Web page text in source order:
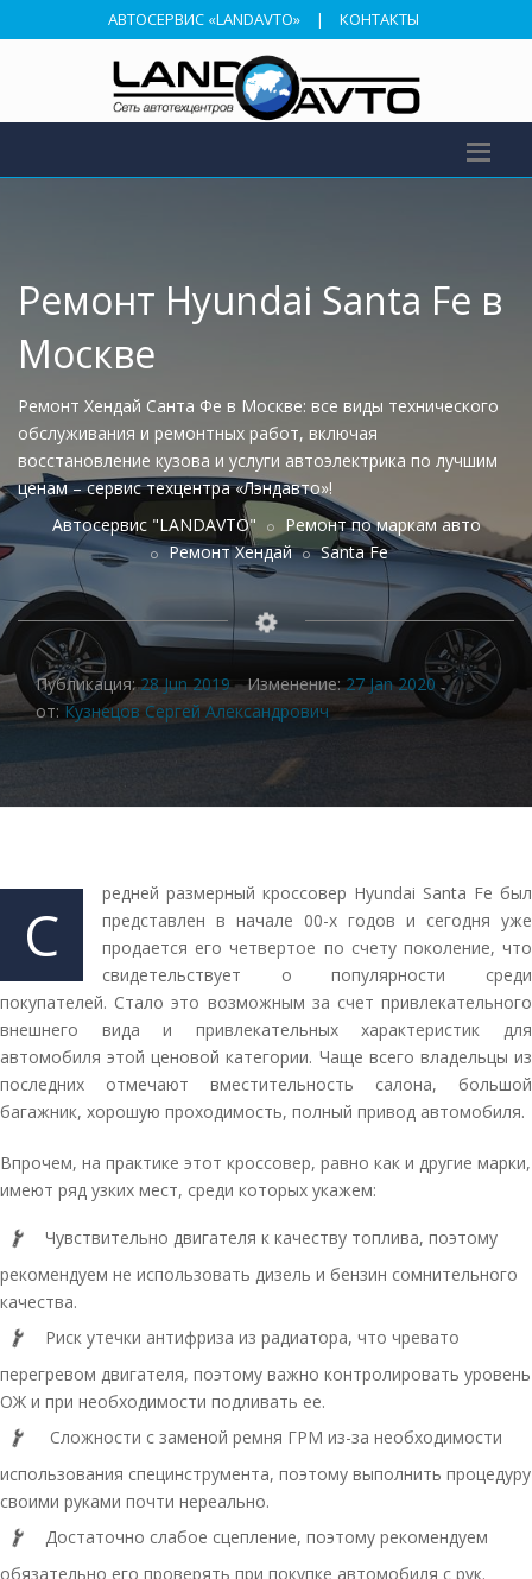
АВТОСЕРВИС «LANDAVTO» | КОНТАКТЫ
Ремонт Hyundai Santa Fe в
Москве
Ремонт Хендай Санта Фе в Москве: все виды технического
обслуживания и ремонтных работ, включая
восстановление кузова и услуги автоэлектрика по лучшим
ценам – сервис техцентра «Лэндавто»!
Автосервис "LANDAVTO"
Ремонт по маркам авто
Ремонт Хендай
Santa Fe
Публикация:28 Jun 2019 Изменение:27 Jan 2020
от:Кузнецов Сергей Александрович
С
редней размерный кроссовер Hyundai Santa Fe был
представлен в начале 00-х годов и сегодня уже
продается его четвертое по счету поколение, что
свидетельствует о популярности среди
покупателей. Стало это возможным за счет привлекательного
внешнего вида и привлекательных характеристик для
автомобиля этой ценовой категории. Чаще всего владельцы из
последних отмечают вместительность салона, большой
багажник, хорошую проходимость, полный привод автомобиля.
Впрочем, на практике этот кроссовер, равно как и другие марки,
имеют ряд узких мест, среди которых укажем:
Чувствительно двигателя к качеству топлива, поэтому
рекомендуем не использовать дизель и бензин сомнительного
качества.
Риск утечки антифриза из радиатора, что чревато
перегревом двигателя, поэтому важно контролировать уровень
ОЖ и при необходимости подливать ее.
Сложности с заменой ремня ГРМ из-за необходимости
использования специнструмента, поэтому выполнить процедуру
своими руками почти нереально.
Достаточно слабое сцепление, поэтому рекомендуем
обязательно его проверять при покупке автомобиля с рук.